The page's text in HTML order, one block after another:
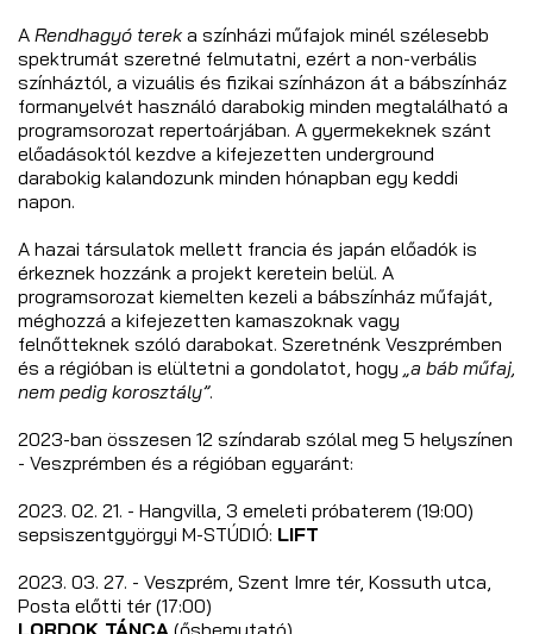
A Rendhagyó terek a színházi műfajok minél szélesebb
spektrumát szeretné felmutatni, ezért a non-verbális
színháztól, a vizuális és fizikai színházon át a bábszínház
formanyelvét használó darabokig minden megtalálható a
programsorozat repertoárjában. A gyermekeknek szánt
előadásoktól kezdve a kifejezetten underground
darabokig kalandozunk minden hónapban egy keddi
napon.
A hazai társulatok mellett francia és japán előadók is
érkeznek hozzánk a projekt keretein belül. A
programsorozat kiemelten kezeli a bábszínház műfaját,
méghozzá a kifejezetten kamaszoknak vagy
felnőtteknek szóló darabokat. Szeretnénk Veszprémben
és a régióban is elültetni a gondolatot, hogy „a báb műfaj,
nem pedig korosztály”.
2023-ban összesen 12 színdarab szólal meg 5 helyszínen
- Veszprémben és a régióban egyaránt:
2023. 02. 21. - Hangvilla, 3 emeleti próbaterem (19:00)
sepsiszentgyörgyi M-STÚDIÓ: LIFT
2023. 03. 27. - Veszprém, Szent Imre tér, Kossuth utca,
Posta előtti tér (17:00)
LORDOK TÁNCA (ősbemutató)